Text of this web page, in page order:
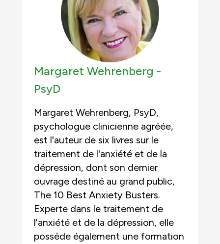
Margaret Wehrenberg -
PsyD
Margaret Wehrenberg, PsyD,
psychologue clinicienne agréée,
est l'auteur de six livres sur le
traitement de l'anxiété et de la
dépression, dont son dernier
ouvrage destiné au grand public,
The 10 Best Anxiety Busters.
Experte dans le traitement de
l'anxiété et de la dépression, elle
possède également une formation